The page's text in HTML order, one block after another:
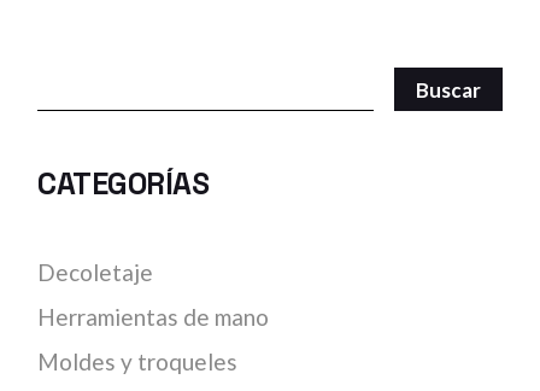
Buscar
CATEGORÍAS
Decoletaje
Herramientas de mano
Moldes y troqueles